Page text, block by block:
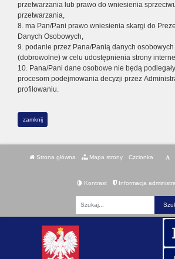
przetwarzania lub prawo do wniesienia
przetwarzania,
8. ma Pan/Pani prawo wniesienia skargi do
Danych Osobowych,
9. podanie przez Pana/Panią danych
(dobrowolne) w celu udostępnienia strony
10. Pana/Pani dane osobowe nie będą
procesom podejmowania decyzji przez
profilowaniu.
zamknij
Strona główna Mapa strony Czcionka
Kontrast Informacja